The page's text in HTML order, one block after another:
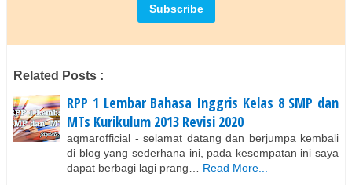
Related Posts :
RPP 1 Lembar Bahasa Inggris Kelas 8 SMP dan
MTs Kurikulum 2013 Revisi 2020
aqmarofficial - selamat datang dan berjumpa kembali
di blog yang sederhana ini, pada kesempatan ini saya
dapat berbagi lagi prang…
Read More...